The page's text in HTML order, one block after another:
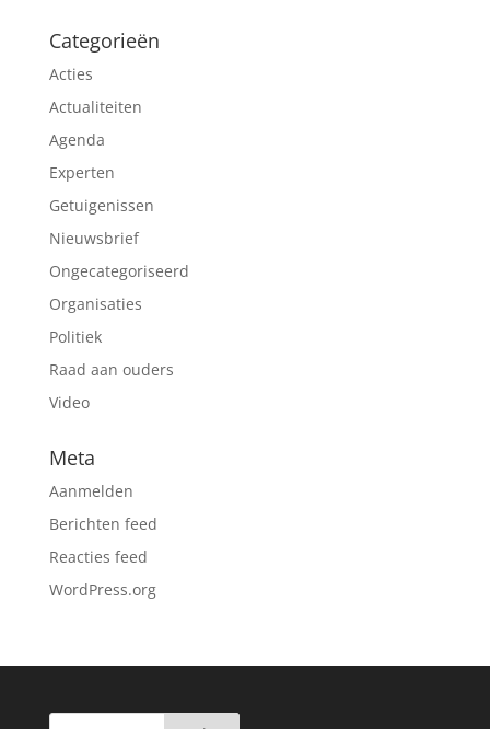
Categorieën
Acties
Actualiteiten
Agenda
Experten
Getuigenissen
Nieuwsbrief
Ongecategoriseerd
Organisaties
Politiek
Raad aan ouders
Video
Meta
Aanmelden
Berichten feed
Reacties feed
WordPress.org